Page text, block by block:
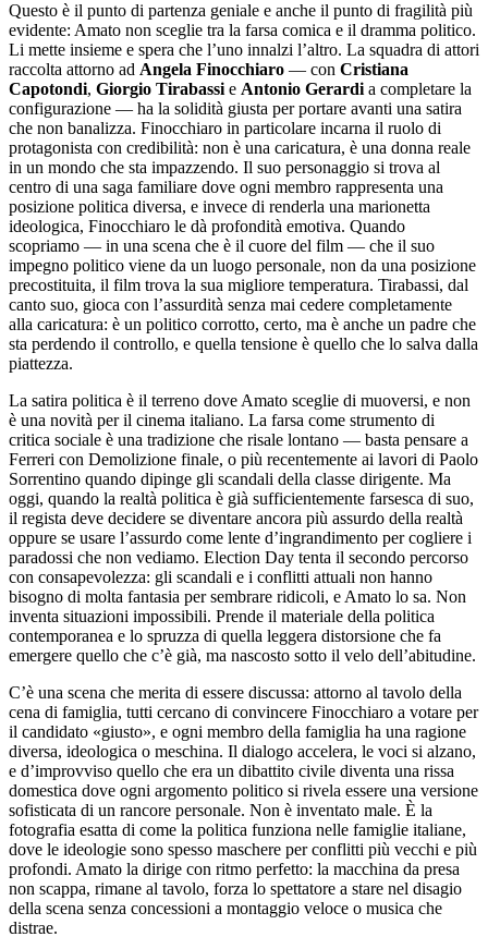
Questo è il punto di partenza geniale e anche il punto di fragilità più
evidente: Amato non sceglie tra la farsa comica e il dramma politico.
Li mette insieme e spera che l’uno innalzi l’altro. La squadra di attori
raccolta attorno ad Angela Finocchiaro — con Cristiana
Capotondi, Giorgio Tirabassie Antonio Gerardia completare la
configurazione — ha la solidità giusta per portare avanti una satira
che non banalizza. Finocchiaro in particolare incarna il ruolo di
protagonista con credibilità: non è una caricatura, è una donna reale
in un mondo che sta impazzendo. Il suo personaggio si trova al
centro di una saga familiare dove ogni membro rappresenta una
posizione politica diversa, e invece di renderla una marionetta
ideologica, Finocchiaro le dà profondità emotiva. Quando
scopriamo — in una scena che è il cuore del film — che il suo
impegno politico viene da un luogo personale, non da una posizione
precostituita, il film trova la sua migliore temperatura. Tirabassi, dal
canto suo, gioca con l’assurdità senza mai cedere completamente
alla caricatura: è un politico corrotto, certo, ma è anche un padre che
sta perdendo il controllo, e quella tensione è quello che lo salva dalla
piattezza.
La satira politica è il terreno dove Amato sceglie di muoversi, e non
è una novità per il cinema italiano. La farsa come strumento di
critica sociale è una tradizione che risale lontano — basta pensare a
Ferreri con Demolizione finale, o più recentemente ai lavori di Paolo
Sorrentino quando dipinge gli scandali della classe dirigente. Ma
oggi, quando la realtà politica è già sufficientemente farsesca di suo,
il regista deve decidere se diventare ancora più assurdo della realtà
oppure se usare l’assurdo come lente d’ingrandimento per cogliere i
paradossi che non vediamo. Election Day tenta il secondo percorso
con consapevolezza: gli scandali e i conflitti attuali non hanno
bisogno di molta fantasia per sembrare ridicoli, e Amato lo sa. Non
inventa situazioni impossibili. Prende il materiale della politica
contemporanea e lo spruzza di quella leggera distorsione che fa
emergere quello che c’è già, ma nascosto sotto il velo dell’abitudine.
C’è una scena che merita di essere discussa: attorno al tavolo della
cena di famiglia, tutti cercano di convincere Finocchiaro a votare per
il candidato «giusto», e ogni membro della famiglia ha una ragione
diversa, ideologica o meschina. Il dialogo accelera, le voci si alzano,
e d’improvviso quello che era un dibattito civile diventa una rissa
domestica dove ogni argomento politico si rivela essere una versione
sofisticata di un rancore personale. Non è inventato male. È la
fotografia esatta di come la politica funziona nelle famiglie italiane,
dove le ideologie sono spesso maschere per conflitti più vecchi e più
profondi. Amato la dirige con ritmo perfetto: la macchina da presa
non scappa, rimane al tavolo, forza lo spettatore a stare nel disagio
della scena senza concessioni a montaggio veloce o musica che
distrae.